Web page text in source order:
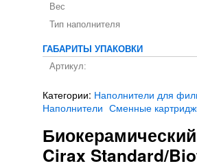
Вес
Тип наполнителя
ГАБАРИТЫ УПАКОВКИ
Артикул:
Категории: Наполнители для
Наполнители Сменные
Cirax Standard/